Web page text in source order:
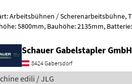
Arbeitsbühnen / Scherenarbeitsbühne, Tragkraft: 230kg,
Bauhöhe: 2135mm, Batterie: Trojan PzS 24V
Schauer Gabelstapler GmbH
8424 Gabersdorf
edili / JLG